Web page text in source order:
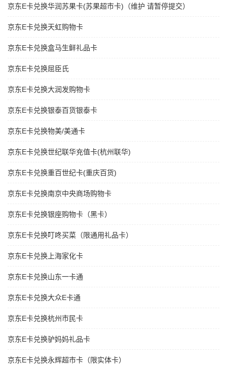
京东E卡兑换华润苏果卡(苏果超市卡)（维护 请暂停提交）
京东E卡兑换天虹购物卡
京东E卡兑换盒马生鲜礼品卡
京东E卡兑换屈臣氏
京东E卡兑换大润发购物卡
京东E卡兑换银泰百货银泰卡
京东E卡兑换物美/美通卡
京东E卡兑换世纪联华充值卡(杭州联华)
京东E卡兑换重百世纪卡(重庆百货)
京东E卡兑换南京中央商场购物卡
京东E卡兑换银座购物卡（黑卡）
京东E卡兑换叮咚买菜（限通用礼品卡）
京东E卡兑换上海家化卡
京东E卡兑换山东一卡通
京东E卡兑换大众E卡通
京东E卡兑换杭州市民卡
京东E卡兑换驴妈妈礼品卡
京东E卡兑换永辉超市卡（限实体卡）